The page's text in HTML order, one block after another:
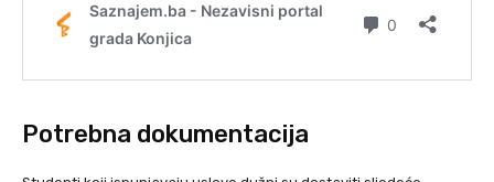
Potrebna dokumentacija